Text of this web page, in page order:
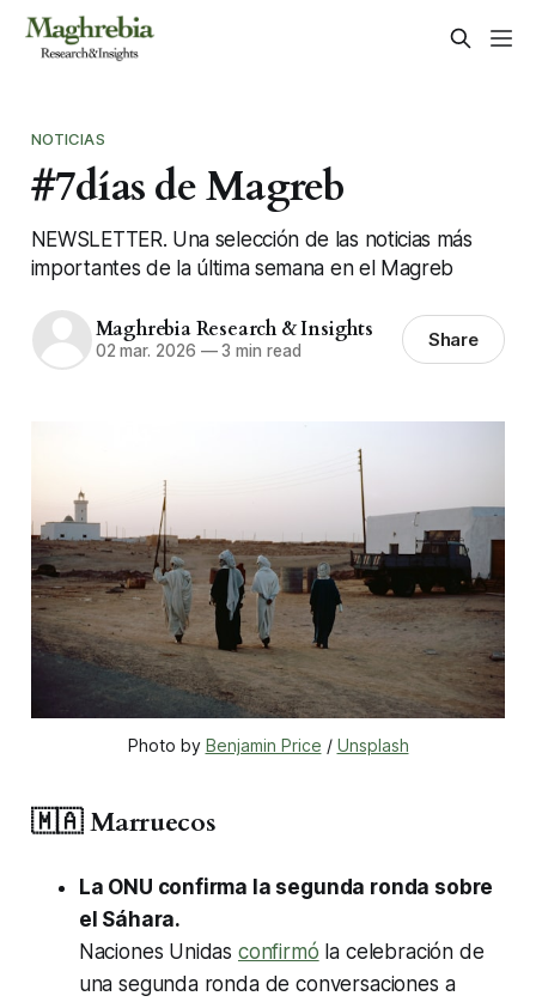
NOTICIAS
#7días de Magreb
NEWSLETTER. Una selección de las noticias más
importantes de la última semana en el Magreb
Maghrebia Research & Insights
02 mar. 2026 —3 min read Share
Photo by Benjamin Price / Unsplash
🇲🇦 Marruecos
La ONU confirma la segunda ronda sobre
el Sáhara.
Naciones Unidas confirmó la celebración de
una segunda ronda de conversaciones a